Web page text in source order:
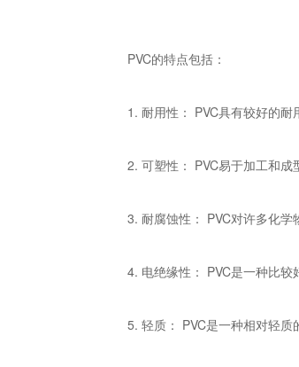
PVC的特点包括：
1. 耐用性： PVC具有较好的耐
2. 可塑性： PVC易于加工和
3. 耐腐蚀性： PVC对许多化学
4. 电绝缘性： PVC是一种比较
5. 轻质： PVC是一种相对轻质